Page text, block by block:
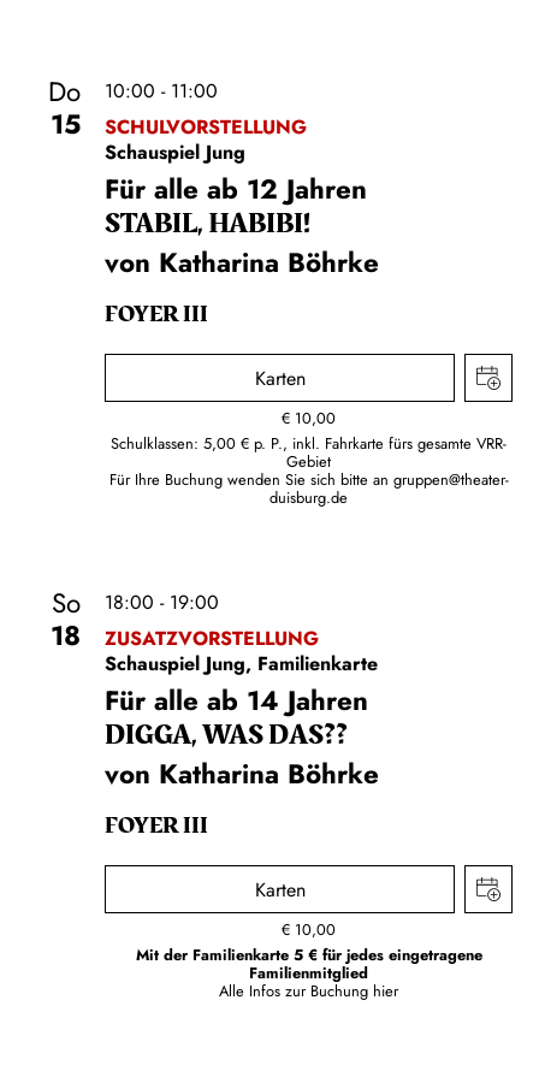
Do
15
10:00 - 11:00
SCHULVORSTELLUNG
Schauspiel Jung
Für alle ab 12 Jahren
STABIL, HABIBI!
von Katharina Böhrke
FOYER III
Karten
€ 10,00
Schulklassen: 5,00 € p. P., inkl. Fahrkarte fürs gesamte VRR-
Gebiet
Für Ihre Buchung wenden Sie sich bitte an gruppen@theater-
duisburg.de
So
18
18:00 - 19:00
ZUSATZVORSTELLUNG
Schauspiel Jung, Familienkarte
Für alle ab 14 Jahren
DIGGA, WAS DAS??
von Katharina Böhrke
FOYER III
Karten
€ 10,00
Mit der Familienkarte 5 € für jedes eingetragene
Familienmitglied
Alle Infos zur Buchung hier